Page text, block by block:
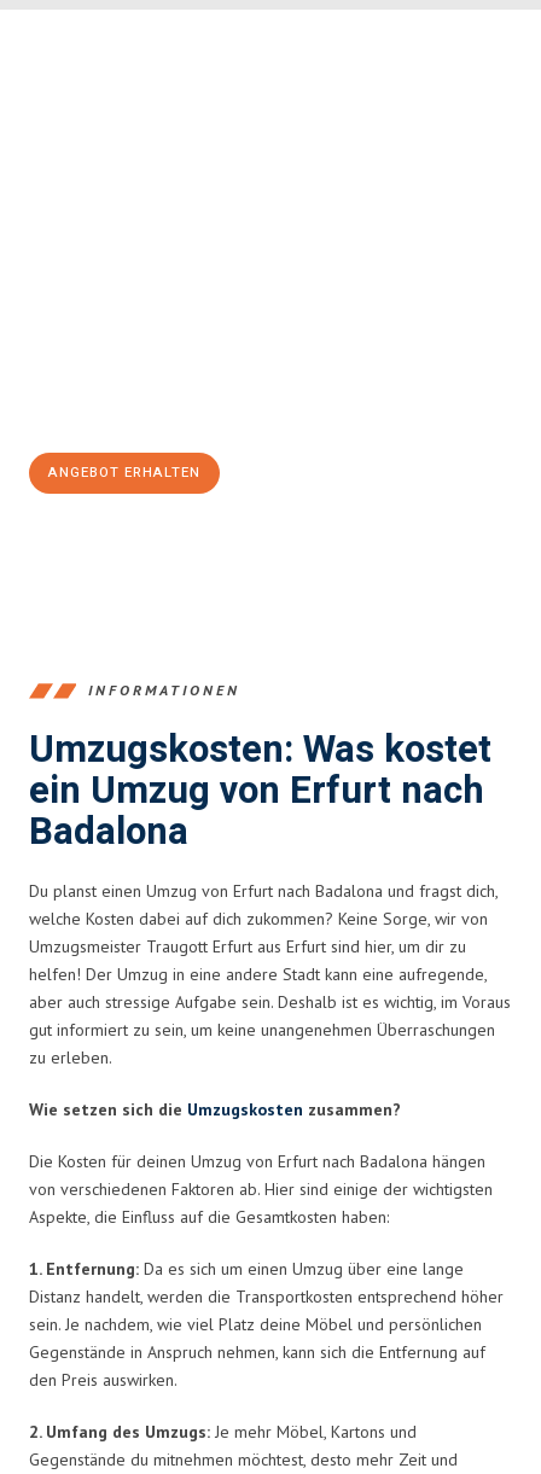
ANGEBOT ERHALTEN
INFORMATIONEN
Umzugskosten: Was kostet
ein Umzug von Erfurt nach
Badalona
Du planst einen Umzug von Erfurt nach Badalona und fragst dich,
welche Kosten dabei auf dich zukommen? Keine Sorge, wir von
Umzugsmeister Traugott Erfurt aus Erfurt sind hier, um dir zu
helfen! Der Umzug in eine andere Stadt kann eine aufregende,
aber auch stressige Aufgabe sein. Deshalb ist es wichtig, im Voraus
gut informiert zu sein, um keine unangenehmen Überraschungen
zu erleben.
Wie setzen sich die Umzugskosten zusammen?
Die Kosten für deinen Umzug von Erfurt nach Badalona hängen
von verschiedenen Faktoren ab. Hier sind einige der wichtigsten
Aspekte, die Einfluss auf die Gesamtkosten haben:
1. Entfernung: Da es sich um einen Umzug über eine lange
Distanz handelt, werden die Transportkosten entsprechend höher
sein. Je nachdem, wie viel Platz deine Möbel und persönlichen
Gegenstände in Anspruch nehmen, kann sich die Entfernung auf
den Preis auswirken.
2. Umfang des Umzugs: Je mehr Möbel, Kartons und
Gegenstände du mitnehmen möchtest, desto mehr Zeit und